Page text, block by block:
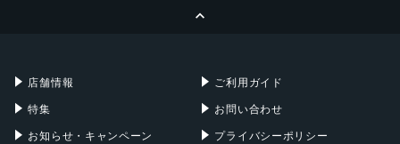
店舗情報
特集
お知らせ・キャンペーン
ご利用ガイド
お問い合わせ
プライバシーポリシー